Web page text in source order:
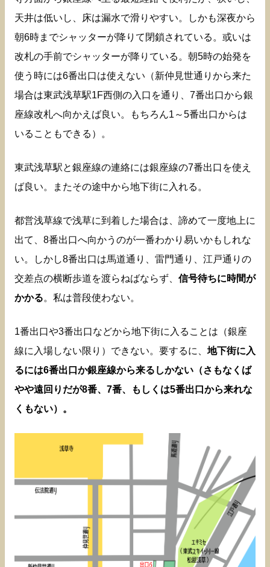
天井は低いし、床は漏水で滑りやすい。しかも深夜から
朝6時までシャッターが降りて閉鎖されている。或いは
改札の手前でシャッターが降りている。朝5時の始発を
使う時には6番出口は使えない（新仲見世通りから来た
場合は東武浅草駅1F西側の入口を通り、7番出口から銀
座線改札へ向かえば良い。もちろん1～5番出口からは
いることもできる）。
東武浅草駅と銀座線の連絡には銀座線の7番出口を使え
ば良い。またその途中から地下街に入れる。
都営浅草線で浅草に到着した場合は、諦めて一度地上に
出て、8番出口へ向かうのが一番わかり易いかもしれな
い。しかし8番出口は馬道通り、雷門通り、江戸通りの
交差点の横断歩道を渡らねばならず、 信号待ちに時間が
かかる。私は普段使わない。
1番出口や3番出口などから地下街に入ることは（銀座
線に入場しない限り）できない。要するに、 地下街に入
るには6番出口か銀座線から来るしかない（さもなくば
やや遠回りだが8番、7番、もしくは5番出口から来れな
くもない）。